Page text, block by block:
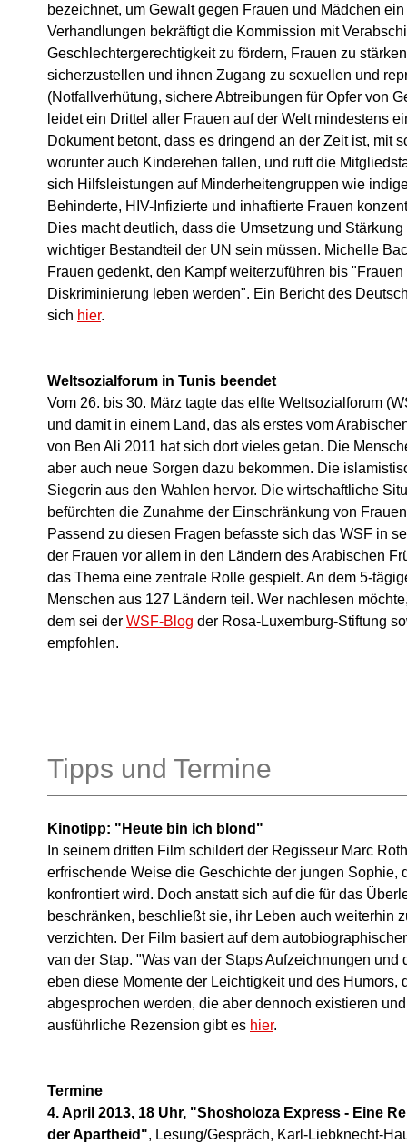
bezeichnet, um Gewalt gegen Frauen und Mädchen
Verhandlungen bekräftigt die Kommission mit
Geschlechtergerechtigkeit zu fördern, Frauen zu
sicherzustellen und ihnen Zugang zu sexuellen und
(Notfallverhütung, sichere Abtreibungen für Opfer von
leidet ein Drittel aller Frauen auf der Welt mindestens
Dokument betont, dass es dringend an der Zeit ist, mit
worunter auch Kinderehen fallen, und ruft die
sich Hilfsleistungen auf Minderheitengruppen wie
Behinderte, HIV-Infizierte und inhaftierte Frauen
Dies macht deutlich, dass die Umsetzung und
wichtiger Bestandteil der UN sein müssen. Michelle
Frauen gedenkt, den Kampf weiterzuführen bis
Diskriminierung leben werden". Ein Bericht des
sich hier.
Weltsozialforum in Tunis beendet
Vom 26. bis 30. März tagte das elfte Weltsozialforum
und damit in einem Land, das als erstes vom
von Ben Ali 2011 hat sich dort vieles getan. Die
aber auch neue Sorgen dazu bekommen. Die
Siegerin aus den Wahlen hervor. Die wirtschaftliche
befürchten die Zunahme der Einschränkung von
Passend zu diesen Fragen befasste sich das WSF in
der Frauen vor allem in den Ländern des Arabischen
das Thema eine zentrale Rolle gespielt. An dem 5-
Menschen aus 127 Ländern teil. Wer nachlesen
dem sei der WSF-Blog der Rosa-Luxemburg-Stiftung
empfohlen.
Tipps und Termine
Kinotipp: "Heute bin ich blond"
In seinem dritten Film schildert der Regisseur Marc
erfrischende Weise die Geschichte der jungen Sophie,
konfrontiert wird. Doch anstatt sich auf die für das
beschränken, beschließt sie, ihr Leben auch weiterhin
verzichten. Der Film basiert auf dem
van der Stap. "Was van der Staps Aufzeichnungen
eben diese Momente der Leichtigkeit und des Humors,
abgesprochen werden, die aber dennoch existieren
ausführliche Rezension gibt es hier.
Termine
4. April 2013, 18 Uhr, "Shosholoza Express - Eine
der Apartheid", Lesung/Gespräch, Karl-Liebknecht-